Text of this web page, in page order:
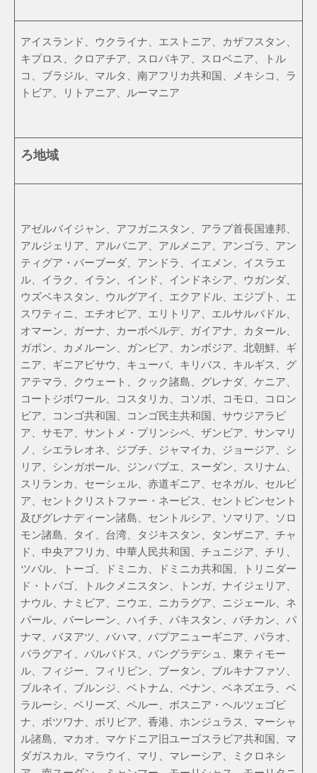
アイスランド、ウクライナ、エストニア、カザフスタン、
キプロス、クロアチア、スロバキア、スロベニア、トル
コ、ブラジル、マルタ、南アフリカ共和国、メキシコ、ラ
トビア、リトアニア、ルーマニア
ろ地域
アゼルバイジャン、アフガニスタン、アラブ首長国連邦、
アルジェリア、アルバニア、アルメニア、アンゴラ、アン
ティグア・バーブーダ、アンドラ、イエメン、イスラエ
ル、イラク、イラン、インド、インドネシア、ウガンダ、
ウズベキスタン、ウルグアイ、エクアドル、エジプト、エ
スワティニ、エチオピア、エリトリア、エルサルバドル、
オマーン、ガーナ、カーボベルデ、ガイアナ、カタール、
ガボン、カメルーン、ガンビア、カンボジア、北朝鮮、ギ
ニア、ギニアビサウ、キューバ、キリバス、キルギス、グ
アテマラ、クウェート、クック諸島、グレナダ、ケニア、
コートジボワール、コスタリカ、コソボ、コモロ、コロン
ビア、コンゴ共和国、コンゴ民主共和国、サウジアラビ
ア、サモア、サントメ・プリンシペ、ザンビア、サンマリ
ノ、シエラレオネ、ジブチ、ジャマイカ、ジョージア、シ
リア、シンガポール、ジンバブエ、スーダン、スリナム、
スリランカ、セーシェル、赤道ギニア、セネガル、セルビ
ア、セントクリストファー・ネービス、セントビンセント
及びグレナディーン諸島、セントルシア、ソマリア、ソロ
モン諸島、タイ、台湾、タジキスタン、タンザニア、チャ
ド、中央アフリカ、中華人民共和国、チュニジア、チリ、
ツバル、トーゴ、ドミニカ、ドミニカ共和国、トリニダー
ド・トバゴ、トルクメニスタン、トンガ、ナイジェリア、
ナウル、ナミビア、ニウエ、ニカラグア、ニジェール、ネ
パール、バーレーン、ハイチ、パキスタン、バチカン、パ
ナマ、バヌアツ、バハマ、パプアニューギニア、パラオ、
パラグアイ、バルバドス、バングラデシュ、東ティモー
ル、フィジー、フィリピン、ブータン、ブルキナファソ、
ブルネイ、ブルンジ、ベトナム、ベナン、ベネズエラ、ベ
ラルーシ、ベリーズ、ペルー、ボスニア・ヘルツェゴビ
ナ、ボツワナ、ボリビア、香港、ホンジュラス、マーシャ
ル諸島、マカオ、マケドニア旧ユーゴスラビア共和国、マ
ダガスカル、マラウイ、マリ、マレーシア、ミクロネシ